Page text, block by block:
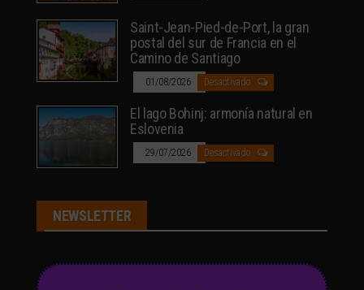
Saint-Jean-Pied-de-Port, la gran
postal del sur de Francia en el
Camino de Santiago
01/08/2026 Desactivado
El lago Bohinj: armonía natural en
Eslovenia
29/07/2026 Desactivado
NEWSLETTER